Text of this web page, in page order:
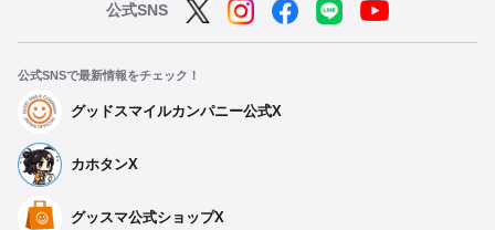
公式SNS
公式SNSで最新情報をチェック！
グッドスマイルカンパニー公式X
カホタンX
グッスマ公式ショップX